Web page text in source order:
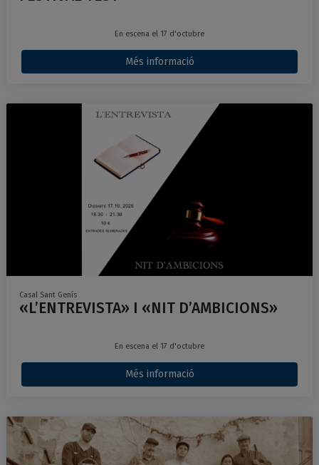
En escena el 17 d'octubre
Més informació
Casal Sant Genís
«L’ENTREVISTA» I «NIT D’AMBICIONS»
En escena el 17 d'octubre
Més informació